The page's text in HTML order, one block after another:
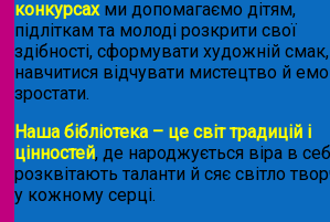
конкурсахми допомагаємо дітям,
підліткам та молоді розкрити свої
здібності, сформувати художній смак,
навчитися відчувати мистецтво й
зростати.
Наша бібліотека – це світ традицій і
цінностей, де народжується віра в
розквітають таланти й сяє світло
у кожному серці.